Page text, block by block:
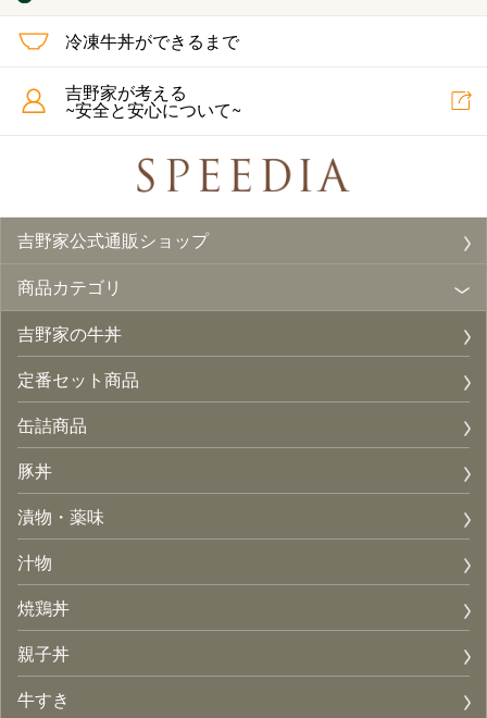
冷凍牛丼ができるまで
吉野家が考える
~安全と安心について~
吉野家公式通販ショップ
商品カテゴリ
吉野家の牛丼
定番セット商品
缶詰商品
豚丼
漬物・薬味
汁物
焼鶏丼
親子丼
牛すき